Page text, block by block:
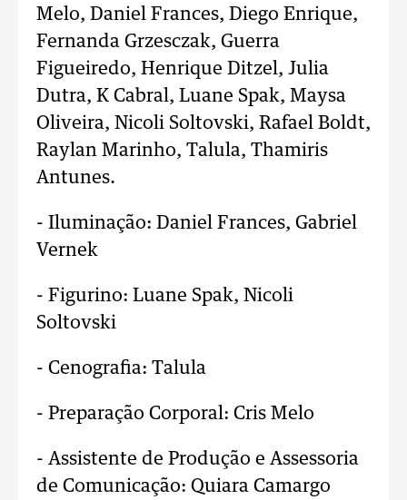
Melo, Daniel Frances, Diego Enrique,
Fernanda Grzesczak, Guerra
Figueiredo, Henrique Ditzel, Julia
Dutra, K Cabral, Luane Spak, Maysa
Oliveira, Nicoli Soltovski, Rafael Boldt,
Raylan Marinho, Talula, Thamiris
Antunes.
- Iluminação: Daniel Frances, Gabriel
Vernek
- Figurino: Luane Spak, Nicoli
Soltovski
- Cenografia: Talula
- Preparação Corporal: Cris Melo
- Assistente de Produção e Assessoria
de Comunicação: Quiara Camargo